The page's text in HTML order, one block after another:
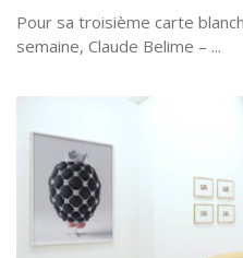
Pour sa troisième carte
semaine, Claude Belime – ...